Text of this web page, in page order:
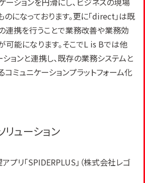
になっております。更に「direct」は既
連携を行うことで業務改善や業務効
可能になります。そこでL is Bでは他
ョンと連携し、既存の業務システムと
ミュニケーションプラットフォーム化
リューション
プリ「SPIDERPLUS」（株式会社レゴ